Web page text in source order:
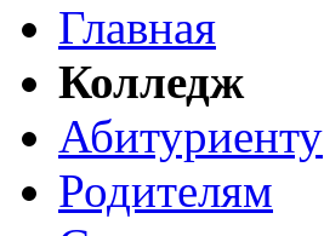
Главная
Колледж
Абитуриенту
Родителям